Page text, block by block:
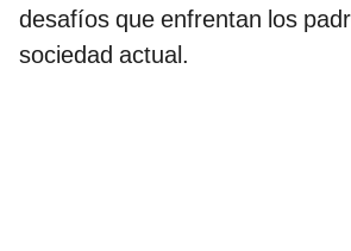
desafíos que enfrentan los
sociedad actual.